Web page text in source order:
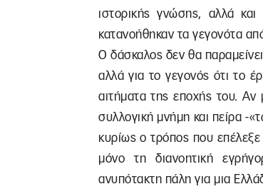
ιστορικής γνώσης, αλλά
κατανοήθηκαν τα γεγονότα
Ο δάσκαλος δεν θα
αλλά για το γεγονός ότι το
αιτήματα της εποχής του. Αν
συλλογική μνήμη και πείρα -
κυρίως ο τρόπος που
μόνο τη διανοητική
ανυπότακτη πάλη για μια